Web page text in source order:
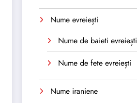
Nume evreiești
Nume de baieti evreiești
Nume de fete evreiești
Nume iraniene